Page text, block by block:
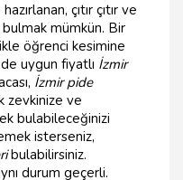
çıtır çıtır ve
mümkün. Bir
öğrenci kesimine
uygun fiyatlı İzmir
İzmir pide
zevkinize ve
bulabileceğinizi
isterseniz,
bulabilirsiniz.
durum geçerli.